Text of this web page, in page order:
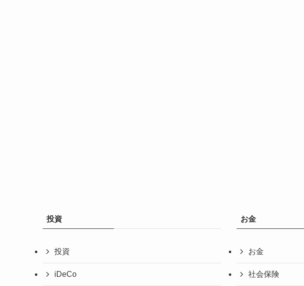
投資
投資
iDeCo
お金
お金
社会保険